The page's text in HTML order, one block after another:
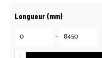
Longueur (mm)
-